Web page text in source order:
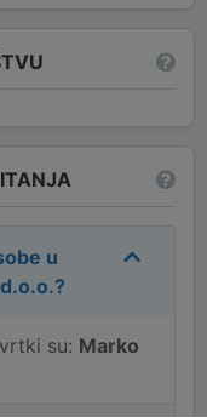
u
?
su: Marko